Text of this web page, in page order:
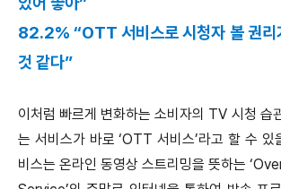
82.2% “OTT 서비스로 시청자 볼 권리
것 같다”
이처럼 빠르게 변화하는 소비자의 TV 시청 습
는 서비스가 바로 ‘OTT 서비스’라고 할 수
비스는 온라인 동영상 스트리밍을 뜻하는